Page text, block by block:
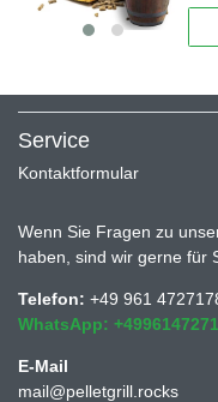
Service
Kontaktformular
Wenn Sie Fragen zu
haben, sind wir gerne für
Telefon: +49 961
WhatsApp:
E-Mail
mail@pelletgrill.rocks